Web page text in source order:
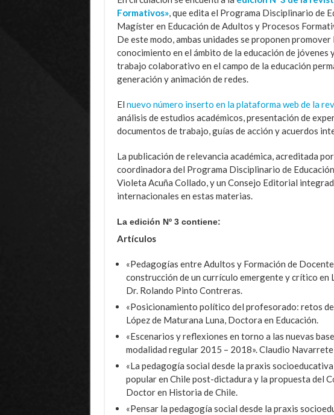
Formativos», que edita el Programa Disciplinario de
Magíster en Educación de Adultos y Procesos
De este modo, ambas unidades se proponen
conocimiento en el ámbito de la educación de
trabajo colaborativo en el campo de la educación
generación y animación de redes.
El nuevo número inserto en la plataforma web de la
análisis de estudios académicos, presentación de
documentos de trabajo, guías de acción y acuerdos
La publicación de relevancia académica, acreditada
coordinadora del Programa Disciplinario de
Violeta Acuña Collado, y un Consejo Editorial
internacionales en estas materias.
La edición Nº 3 contiene:
Artículos
«Pedagogías entre Adultos y Formación de
construcción de un currículo emergente y crítico en
Dr. Rolando Pinto Contreras.
«Posicionamiento político del profesorado: retos
López de Maturana Luna, Doctora en Educación.
«Escenarios y reflexiones en torno a las nuevas
modalidad regular 2015 – 2018». Claudio
«La pedagogía social desde la praxis
popular en Chile post-dictadura y la propuesta del
Doctor en Historia de Chile.
«Pensar la pedagogía social desde la praxis